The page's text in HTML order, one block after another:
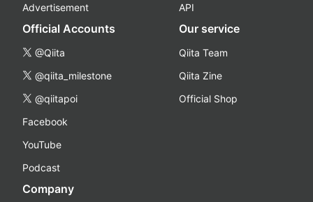
Advertisement
API
Official Accounts
@Qiita
@qiita_milestone
@qiitapoi
Facebook
YouTube
Podcast
Our service
Qiita Team
Qiita Zine
Official Shop
Company